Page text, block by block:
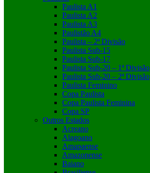
Paulista A1
Paulista A2
Paulista A3
Paulistão A4
Paulista – 2ª Divisão
Paulista Sub-15
Paulista Sub-17
Paulista Sub-20 – 1ª Divisão
Paulista Sub-20 – 2ª Divisão
Paulista Feminino
Copa Paulista
Copa Paulista Feminina
Copa SP
Outros Estados
Acreano
Alagoano
Amapaense
Amazonense
Baiano